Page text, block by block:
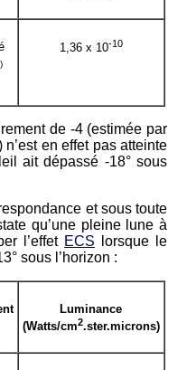
1,36 x 10-10
de -4 (estimée par
en effet pas atteinte
ait dépassé -18° sous
et sous toute
qu’une pleine lune à
l’effet ECS lorsque le
sous l’horizon :
Luminance
(Watts/cm2.ster.microns)